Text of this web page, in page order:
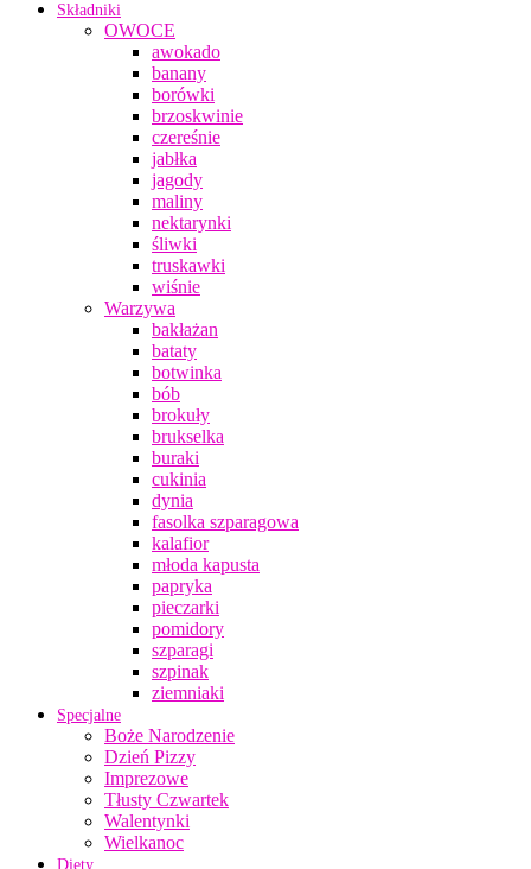
Składniki
OWOCE
awokado
banany
borówki
brzoskwinie
czereśnie
jabłka
jagody
maliny
nektarynki
śliwki
truskawki
wiśnie
Warzywa
bakłażan
bataty
botwinka
bób
brokuły
brukselka
buraki
cukinia
dynia
fasolka szparagowa
kalafior
młoda kapusta
papryka
pieczarki
pomidory
szparagi
szpinak
ziemniaki
Specjalne
Boże Narodzenie
Dzień Pizzy
Imprezowe
Tłusty Czwartek
Walentynki
Wielkanoc
Diety